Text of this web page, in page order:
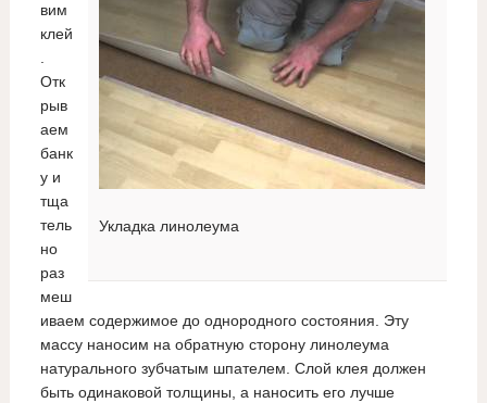
Укладка линолеума
вим
клей
.
Отк
рыв
аем
банк
у и
тща
тель
но
раз
меш
иваем содержимое до однородного состояния. Эту
массу наносим на обратную сторону линолеума
натурального зубчатым шпателем. Слой клея должен
быть одинаковой толщины, а наносить его лучше